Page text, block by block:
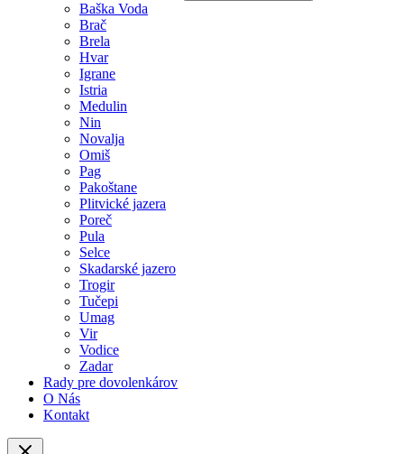
Baška Voda
Brač
Brela
Hvar
Igrane
Istria
Medulin
Nin
Novalja
Omiš
Pag
Pakoštane
Plitvické jazera
Poreč
Pula
Selce
Skadarské jazero
Trogir
Tučepi
Umag
Vir
Vodice
Zadar
Rady pre dovolenkárov
O Nás
Kontakt